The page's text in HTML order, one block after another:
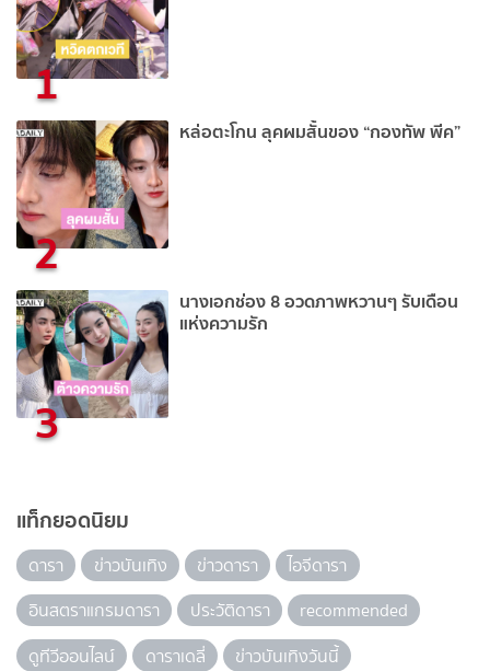
1
2
หล่อตะโกน ลุคผมสั้นของ “กองทัพ พีค”
3
นางเอกช่อง 8 อวดภาพหวานๆ รับเดือน
แห่งความรัก
แท็กยอดนิยม
ดารา ข่าวบันเทิง ข่าวดารา
ไอจีดารา
อินสตราแกรมดารา
ประวัติดารา
recommended
ดูทีวีออนไลน์
ดาราเดลี่ ข่าวบันเทิงวันนี้